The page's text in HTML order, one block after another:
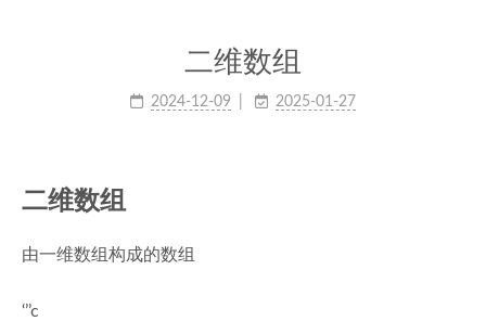
二维数组
2024-12-09 2025-01-27
二维数组
由一维数组构成的数组
‘’’c